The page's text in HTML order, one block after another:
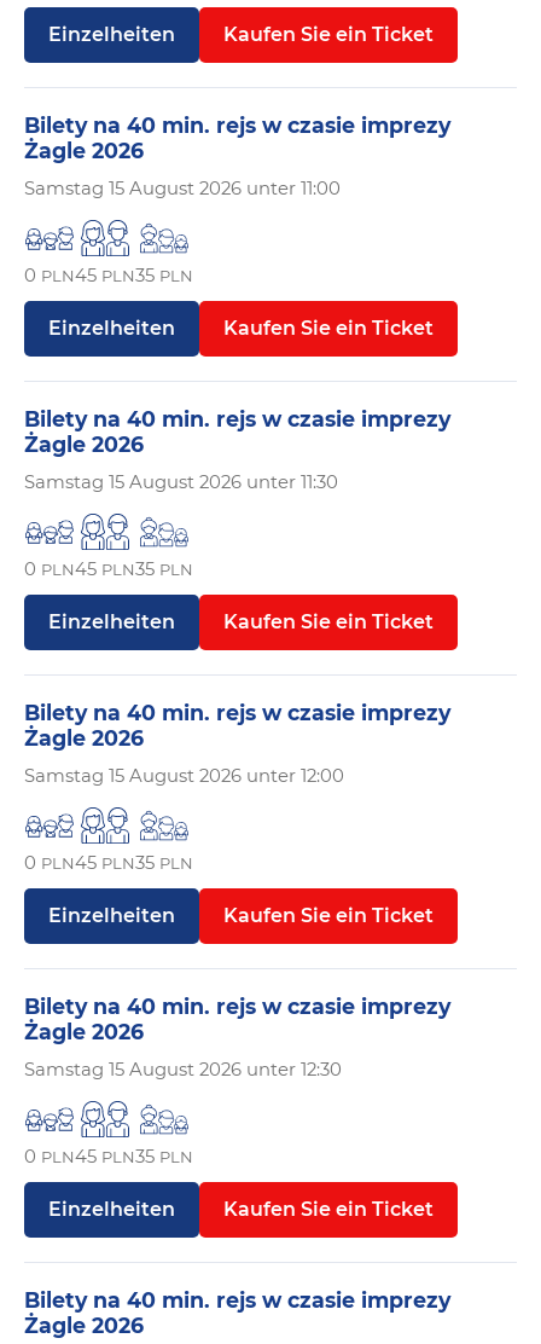
Einzelheiten Kaufen Sie ein Ticket
Bilety na 40 min. rejs w czasie imprezy
Żagle 2026
Samstag 15 August 2026 unter 11:00
0 PLN45 PLN35 PLN
Einzelheiten Kaufen Sie ein Ticket
Bilety na 40 min. rejs w czasie imprezy
Żagle 2026
Samstag 15 August 2026 unter 11:30
0 PLN45 PLN35 PLN
Einzelheiten Kaufen Sie ein Ticket
Bilety na 40 min. rejs w czasie imprezy
Żagle 2026
Samstag 15 August 2026 unter 12:00
0 PLN45 PLN35 PLN
Einzelheiten Kaufen Sie ein Ticket
Bilety na 40 min. rejs w czasie imprezy
Żagle 2026
Samstag 15 August 2026 unter 12:30
0 PLN45 PLN35 PLN
Einzelheiten Kaufen Sie ein Ticket
Bilety na 40 min. rejs w czasie imprezy
Żagle 2026